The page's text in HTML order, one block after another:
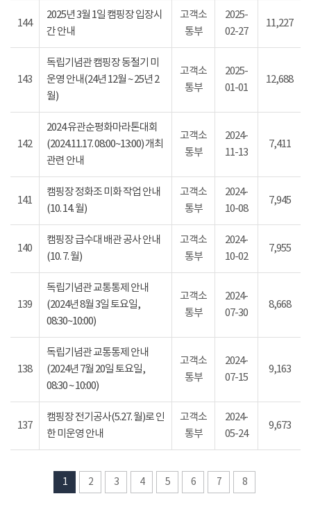
144
2025년 3월 1일 캠핑장 입장시
간 안내
고객소
통부
2025-
02-27
11,227
143
독립기념관 캠핑장 동절기 미
운영 안내(24년 12월 ~ 25년 2
월)
고객소
통부
2025-
01-01
12,688
142
2024 유관순평화마라톤대회
(2024.11.17. 08:00~13:00) 개최
관련 안내
고객소
통부
2024-
11-13
7,411
141
캠핑장 정화조 미화 작업 안내
(10. 14. 월)
고객소
통부
2024-
10-08
7,945
140
캠핑장 급수대 배관 공사 안내
(10. 7. 월)
고객소
통부
2024-
10-02
7,955
139
독립기념관 교통통제 안내
(2024년 8월 3일 토요일,
08:30~10:00)
고객소
통부
2024-
07-30
8,668
138
독립기념관 교통통제 안내
(2024년 7월 20일 토요일,
08:30 ~ 10:00)
고객소
통부
2024-
07-15
9,163
137
캠핑장 전기공사(5.27. 월)로 인
한 미운영 안내
고객소
통부
2024-
05-24
9,673
1 2 3 4 5 6 7 8